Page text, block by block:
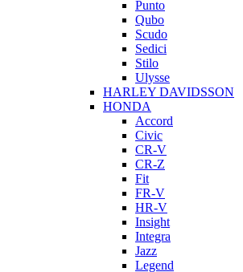
Punto
Qubo
Scudo
Sedici
Stilo
Ulysse
HARLEY DAVIDSSON
HONDA
Accord
Civic
CR-V
CR-Z
Fit
FR-V
HR-V
Insight
Integra
Jazz
Legend